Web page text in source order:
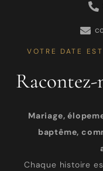
VOTRE DATE
Mariage,
baptême,
Chaque histoire